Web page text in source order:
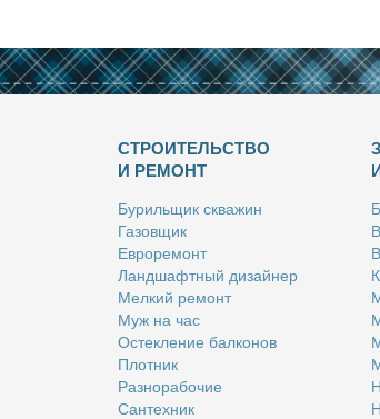
СТРОИТЕЛЬСТВО
И РЕМОНТ
Бу­риль­щик сква­жин
Га­зов­щик
Ев­ро­ре­монт
Ланд­шафт­ный ди­зай­нер
Мел­кий ре­монт
Муж на час
Остек­ле­ние бал­ко­нов
Плот­ник
Раз­но­ра­бо­чие
Сан­тех­ник